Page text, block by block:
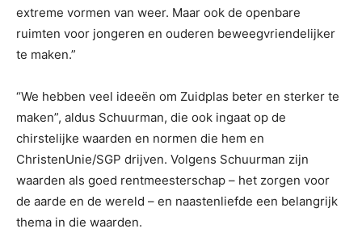
extreme vormen van weer. Maar ook de openbare
ruimten voor jongeren en ouderen beweegvriendelijker
te maken.”
“We hebben veel ideeën om Zuidplas beter en sterker te
maken”, aldus Schuurman, die ook ingaat op de
chirstelijke waarden en normen die hem en
ChristenUnie/SGP drijven. Volgens Schuurman zijn
waarden als goed rentmeesterschap – het zorgen voor
de aarde en de wereld – en naastenliefde een belangrijk
thema in die waarden.